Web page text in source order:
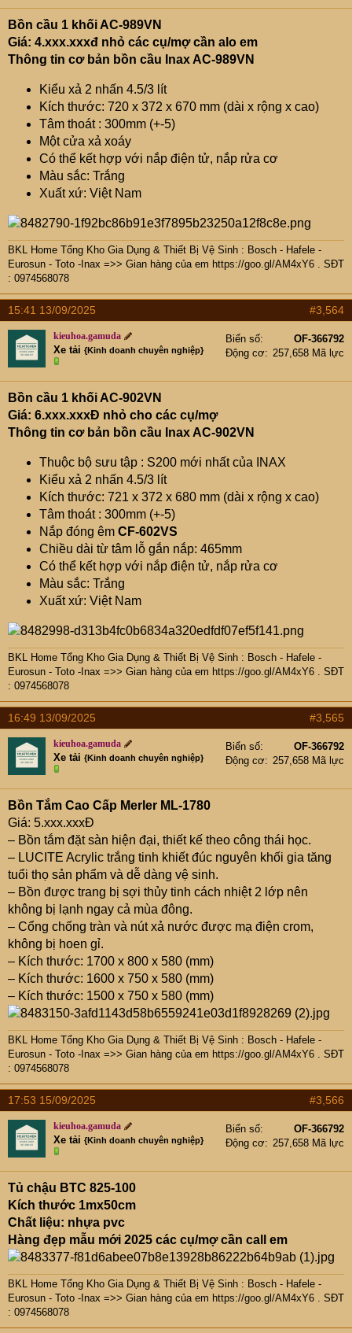
Bồn cầu 1 khối AC-989VN
Giá: 4.xxx.xxxđ nhỏ các cụ/mợ cần alo em
Thông tin cơ bản bồn cầu Inax AC-989VN
Kiểu xả 2 nhấn 4.5/3 lít
Kích thước: 720 x 372 x 670 mm (dài x rộng x cao)
Tâm thoát : 300mm (+-5)
Một cửa xả xoáy
Có thể kết hợp với nắp điện tử, nắp rửa cơ
Màu sắc: Trắng
Xuất xứ: Việt Nam
BKL Home Tổng Kho Gia Dụng & Thiết Bị Vệ Sinh : Bosch - Hafele -
Eurosun - Toto -Inax =>> Gian hàng của em https://goo.gl/AM4xY6 . SĐT
: 0974568078
15:41 13/09/2025 #3,564
kieuhoa.gamuda
Xe tải {Kinh doanh chuyên nghiệp}
Biển số
OF-366792
Động cơ
257,658 Mã lực
Bồn cầu 1 khối AC-902VN
Giá: 6.xxx.xxxĐ nhỏ cho các cụ/mợ
Thông tin cơ bản bồn cầu Inax AC-902VN
Thuộc bộ sưu tập : S200 mới nhất của INAX
Kiểu xả 2 nhấn 4.5/3 lít
Kích thước: 721 x 372 x 680 mm (dài x rộng x cao)
Tâm thoát : 300mm (+-5)
Nắp đóng êm CF-602VS
Chiều dài từ tâm lỗ gắn nắp: 465mm
Có thể kết hợp với nắp điện tử, nắp rửa cơ
Màu sắc: Trắng
Xuất xứ: Việt Nam
BKL Home Tổng Kho Gia Dụng & Thiết Bị Vệ Sinh : Bosch - Hafele -
Eurosun - Toto -Inax =>> Gian hàng của em https://goo.gl/AM4xY6 . SĐT
: 0974568078
16:49 13/09/2025 #3,565
kieuhoa.gamuda
Xe tải {Kinh doanh chuyên nghiệp}
Biển số
OF-366792
Động cơ
257,658 Mã lực
Bồn Tắm Cao Cấp Merler ML-1780
Giá: 5.xxx.xxxĐ
– Bồn tắm đặt sàn hiện đại, thiết kế theo công thái học.
– LUCITE Acrylic trắng tinh khiết đúc nguyên khối gia tăng
tuổi thọ sản phẩm và dễ dàng vệ sinh.
– Bồn được trang bị sợi thủy tinh cách nhiệt 2 lớp nên
không bị lạnh ngay cả mùa đông.
– Cổng chống tràn và nút xả nước được mạ điện crom,
không bị hoen gỉ.
– Kích thước: 1700 x 800 x 580 (mm)
– Kích thước: 1600 x 750 x 580 (mm)
– Kích thước: 1500 x 750 x 580 (mm)
BKL Home Tổng Kho Gia Dụng & Thiết Bị Vệ Sinh : Bosch - Hafele -
Eurosun - Toto -Inax =>> Gian hàng của em https://goo.gl/AM4xY6 . SĐT
: 0974568078
17:53 15/09/2025 #3,566
kieuhoa.gamuda
Xe tải {Kinh doanh chuyên nghiệp}
Biển số
OF-366792
Động cơ
257,658 Mã lực
Tủ chậu BTC 825-100
Kích thước 1mx50cm
Chất liệu: nhựa pvc
Hàng đẹp mẫu mới 2025 các cụ/mợ cần call em
BKL Home Tổng Kho Gia Dụng & Thiết Bị Vệ Sinh : Bosch - Hafele -
Eurosun - Toto -Inax =>> Gian hàng của em https://goo.gl/AM4xY6 . SĐT
: 0974568078